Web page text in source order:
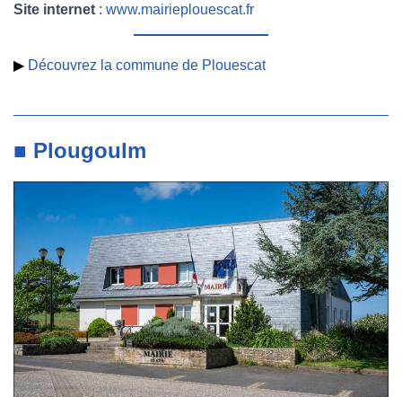
Site internet : www.mairieplouescat.fr
▶ Découvrez la commune de Plouescat
■ Plougoulm